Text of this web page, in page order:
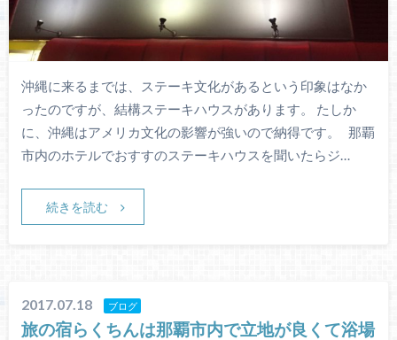
沖縄に来るまでは、ステーキ文化があるという印象はなか
ったのですが、結構ステーキハウスがあります。 たしか
に、沖縄はアメリカ文化の影響が強いので納得です。 那覇
市内のホテルでおすすのステーキハウスを聞いたらジ…
続きを読む
2017.07.18 ブログ
旅の宿らくちんは那覇市内で立地が良くて浴場